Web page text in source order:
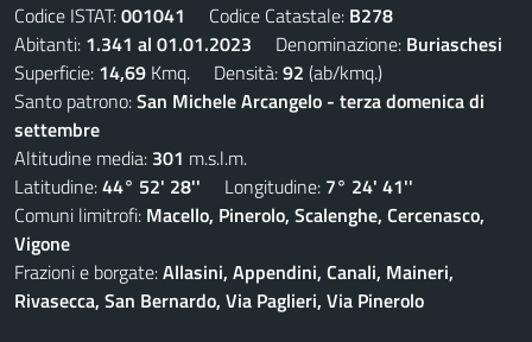
Codice ISTAT:001041 Codice Catastale: B278
Abitanti: 1.341 al 01.01.2023 Denominazione: Buriaschesi
Superficie: 14,69 Kmq. Densità:92 (ab/kmq.)
Santo patrono:San Michele Arcangelo - terza domenica di
settembre
Altitudine media: 301 m.s.l.m.
Latitudine:44° 52' 28'' Longitudine: 7° 24' 41''
Comuni limitrofi: Macello, Pinerolo, Scalenghe, Cercenasco,
Vigone
Frazioni e borgate:Allasini, Appendini, Canali, Maineri,
Rivasecca, San Bernardo, Via Paglieri, Via Pinerolo